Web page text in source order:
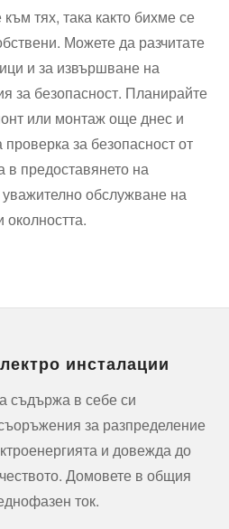
тях, така както бихме се
Можете да разчитате
и за извършване на
за безопасност. Планирайте
или монтаж още днес и
за безопасност от
предоставянето на
обслужване на
инсталации
съдържа в себе си
за разпределение
и довежда до
Домовете в общия
ток.